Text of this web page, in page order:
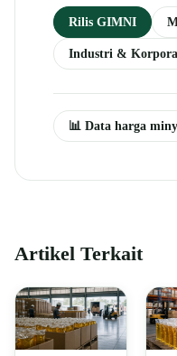
Rilis GIMNI
Industri &
📊 Data harga
Artikel Terkait